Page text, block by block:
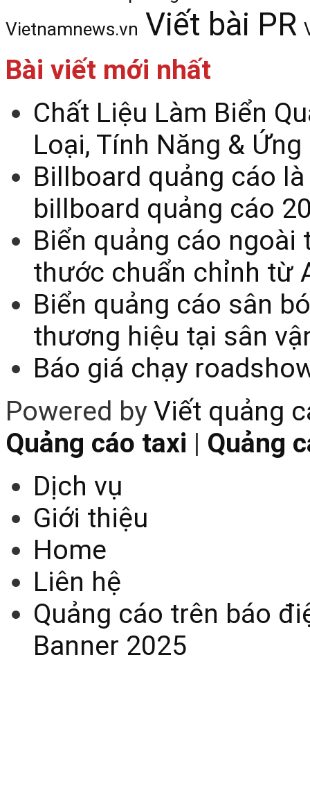
Vietnamnews.vn Viết bài PR
Bài viết mới nhất
Chất Liệu Làm Biển
Loại, Tính Năng &
Billboard quảng cáo
billboard quảng cáo
Biển quảng cáo
thước chuẩn chỉnh từ
Biển quảng cáo sân
thương hiệu tại sân
Báo giá chạy
Powered byViết quảng
Quảng cáo taxi | Quảng
Dịch vụ
Giới thiệu
Home
Liên hệ
Quảng cáo trên báo
Banner 2025